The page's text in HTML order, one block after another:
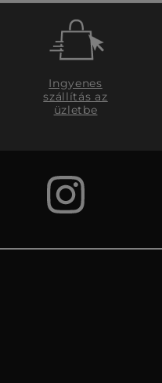
Ingyenes
szállítás az
üzletbe